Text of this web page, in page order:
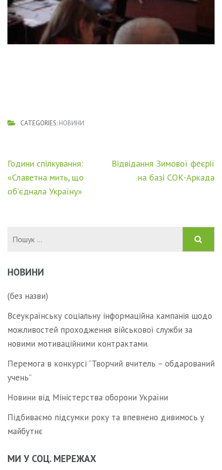
CATEGORIES: НОВИНИ
Навігація
записів
Години спілкування:
«Славетна мить, що
об’єднала Україну»
Відвідання Зимової феєрії
на базі СОК-Аркада
НОВИНИ
(без назви)
Всеукраїнську соціальну інформаційна кампанія щодо
можливостей проходження військової служби за
новими мотиваційними контрактами.
Перемога в конкурсі “Творчий вчитель – обдарований
учень”
Новини від Міністерства оборони України
Підбиваємо підсумки року та впевнено дивимось у
майбутнє
МИ У СОЦ. МЕРЕЖАХ